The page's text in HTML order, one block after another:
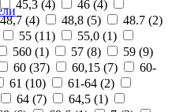
45,3 (4) 46 (4)
48,7 (4) 48,8 (5) 48.7 (2)
55 (11) 55,0 (1)
560 (1) 57 (8) 59 (9)
60 (37) 60,15 (7)
60-
61 (10) 61-64 (2)
64 (7) 64,5 (1)